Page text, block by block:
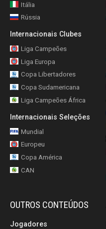
Itália
Rússia
Internacionais Clubes
Liga Campeões
Liga Europa
Copa Libertadores
Copa Sudamericana
Liga Campeões África
Internacionais Seleções
Mundial
Europeu
Copa América
CAN
OUTROS CONTEÚDOS
Jogadores